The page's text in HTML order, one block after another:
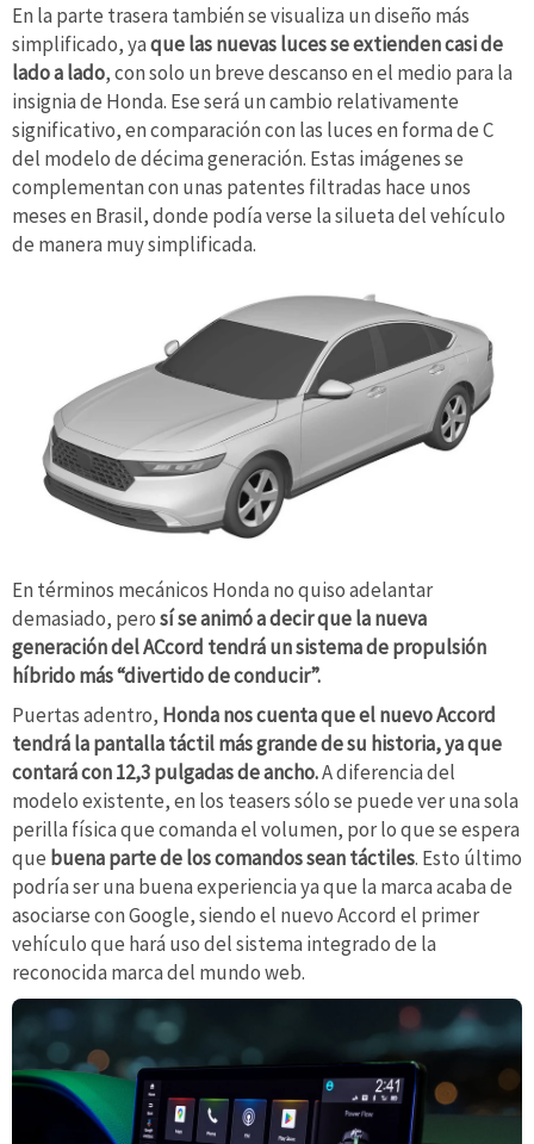
En la parte trasera también se visualiza un diseño más
simplificado, yaque las nuevas luces se extienden casi de
lado a lado, con solo un breve descanso en el medio para la
insignia de Honda. Ese será un cambio relativamente
significativo, en comparación con las luces en forma de C
del modelo de décima generación. Estas imágenes se
complementan con unas patentes filtradas hace unos
meses en Brasil, donde podía verse la silueta del vehículo
de manera muy simplificada.
En términos mecánicos Honda no quiso adelantar
demasiado, perosí se animó a decir que la nueva
generación del ACcord tendrá un sistema de propulsión
híbrido más “divertido de conducir”.
Puertas adentro, Honda nos cuenta que el nuevo Accord
tendrá la pantalla táctil más grande de su historia, ya que
contará con 12,3 pulgadas de ancho.A diferencia del
modelo existente, en los teasers sólo se puede ver una sola
perilla física que comanda el volumen, por lo que se espera
que buena parte de los comandos sean táctiles. Esto último
podría ser una buena experiencia ya que la marca acaba de
asociarse con Google, siendo el nuevo Accord el primer
vehículo que hará uso del sistema integrado de la
reconocida marca del mundo web.